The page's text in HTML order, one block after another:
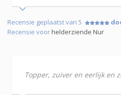
Recensie geplaatst van 5
Recensie voorhelderziende Nur
Topper, zuiver en eerlijk en